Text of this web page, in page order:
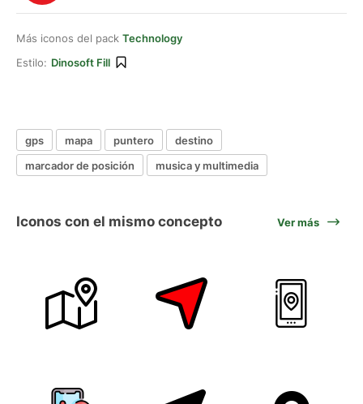
Más iconos del pack Technology
Estilo: Dinosoft Fill
gps mapa puntero
destino
marcador de posición
musica y multimedia
Iconos con el mismo concepto Ver más